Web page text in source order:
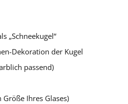
„Schneekugel“
Dekoration der Kugel
passend)
Ihres Glases)